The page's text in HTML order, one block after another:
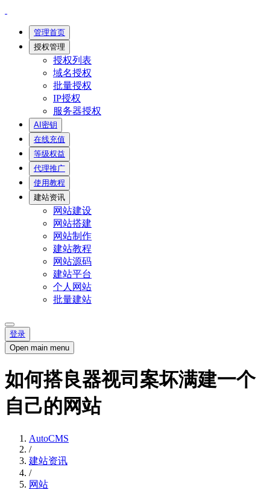
管理首页
授权管理
授权列表
域名授权
批量授权
IP授权
服务器授权
AI密钥
在线充值
等级权益
代理推广
使用教程
建站资讯
网站建设
网站搭建
网站制作
建站教程
网站源码
建站平台
个人网站
批量建站
登录
Open main menu
如何搭良器视司案坏满建一个
自己的网站
AutoCMS
/
建站资讯
/
网站